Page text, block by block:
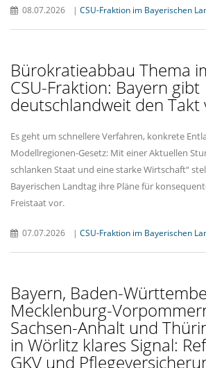
08.07.2026 | CSU-Fraktion im Bayerischen
Bürokratieabbau Thema
CSU-Fraktion: Bayern gibt
deutschlandweit den Takt
Es geht um schnellere Verfahren, konkrete
Modellregionen-Gesetz: Mit einer Aktuellen
schlanken Staat und eine starke Wirtschaft“
Bayerischen Landtag ihre Pläne für
Freistaat vor.
07.07.2026 | CSU-Fraktion im Bayerischen
Bayern, Baden-
Mecklenburg-
Sachsen-Anhalt und
in Wörlitz klares Signal:
GKV und